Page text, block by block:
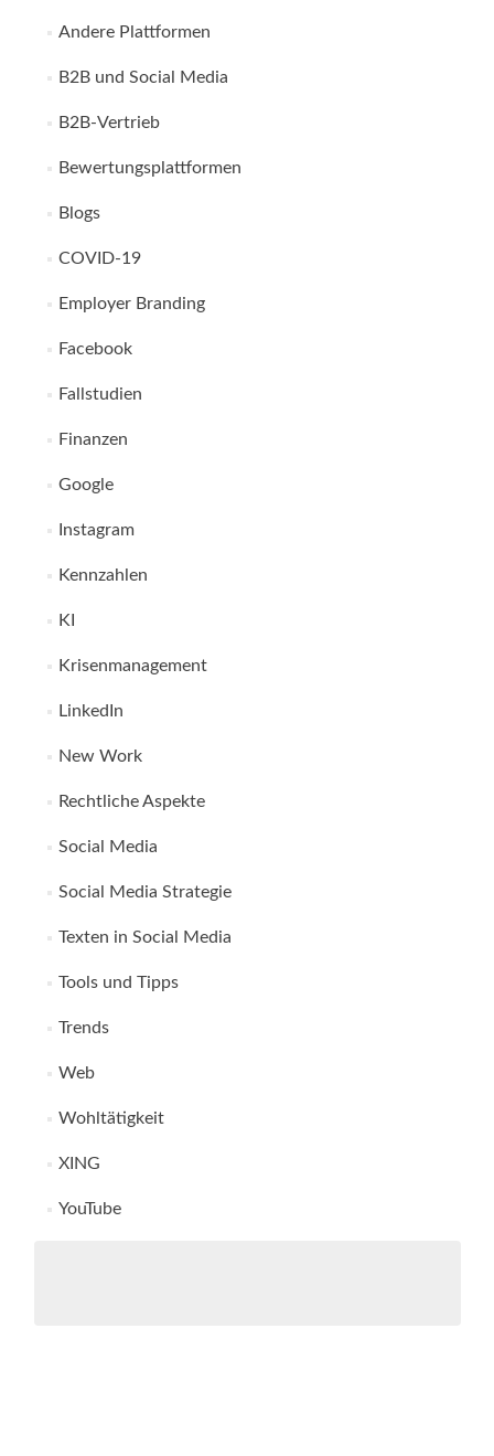
Andere Plattformen
B2B und Social Media
B2B-Vertrieb
Bewertungsplattformen
Blogs
COVID-19
Employer Branding
Facebook
Fallstudien
Finanzen
Google
Instagram
Kennzahlen
KI
Krisenmanagement
LinkedIn
New Work
Rechtliche Aspekte
Social Media
Social Media Strategie
Texten in Social Media
Tools und Tipps
Trends
Web
Wohltätigkeit
XING
YouTube